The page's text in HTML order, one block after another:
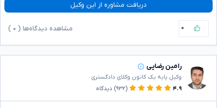
دریافت مشاوره از این وکیل
۰ مشاهده دیدگاه‌ها ( ۰
رامین رضایی
وکیل پایه یک کانون وکلای دادگستری
۴.۹
(۹۳۲) دیدگاه